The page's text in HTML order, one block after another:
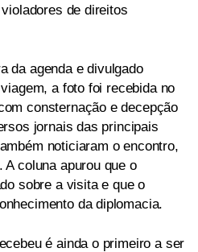
de direitos
da agenda e divulgado
a foto foi recebida no
consternação e decepção
jornais das principais
noticiaram o encontro,
A coluna apurou que o
sobre a visita e que o
da diplomacia.
é ainda o primeiro a ser